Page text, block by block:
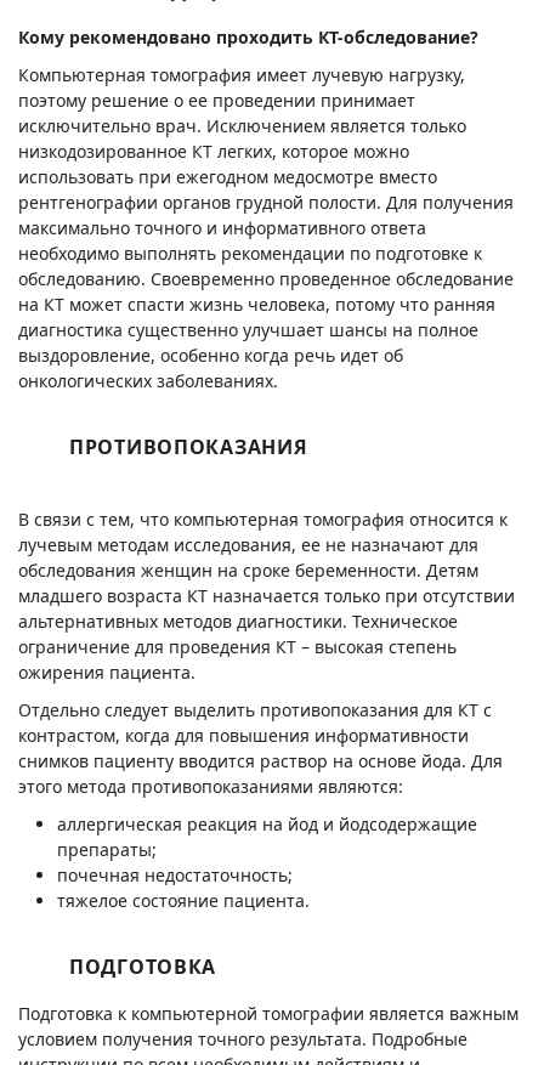
Кому рекомендовано проходить КТ-обследование?
Компьютерная томография имеет лучевую нагрузку,
поэтому решение о ее проведении принимает
исключительно врач. Исключением является только
низкодозированное КТ легких, которое можно
использовать при ежегодном медосмотре вместо
рентгенографии органов грудной полости. Для получения
максимально точного и информативного ответа
необходимо выполнять рекомендации по подготовке к
обследованию. Своевременно проведенное обследование
на КТ может спасти жизнь человека, потому что ранняя
диагностика существенно улучшает шансы на полное
выздоровление, особенно когда речь идет об
онкологических заболеваниях.
ПРОТИВОПОКАЗАНИЯ
В связи с тем, что компьютерная томография относится к
лучевым методам исследования, ее не назначают для
обследования женщин на сроке беременности. Детям
младшего возраста КТ назначается только при отсутствии
альтернативных методов диагностики. Техническое
ограничение для проведения КТ – высокая степень
ожирения пациента.
Отдельно следует выделить противопоказания для КТ с
контрастом, когда для повышения информативности
снимков пациенту вводится раствор на основе йода. Для
этого метода противопоказаниями являются:
аллергическая реакция на йод и йодсодержащие
препараты;
почечная недостаточность;
тяжелое состояние пациента.
ПОДГОТОВКА
Подготовка к компьютерной томографии является важным
условием получения точного результата. Подробные